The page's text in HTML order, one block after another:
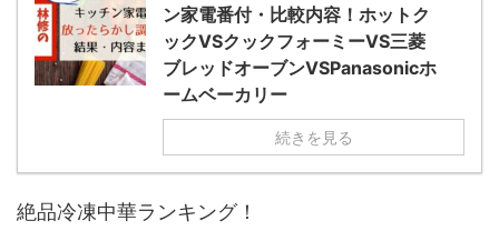
ン家電番付・比較内容！ホットク
ックVSクックフォーミーVS三菱
ブレッドオーブンVSPanasonicホ
ームベーカリー
続きを見る
絶品冷凍中華ランキング！